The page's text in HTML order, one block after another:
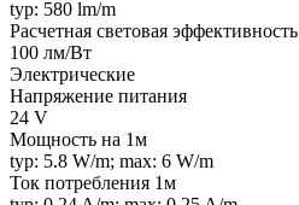
typ: 580 lm/m
Расчетная световая эффективность
100 лм/Вт
Электрические
Напряжение питания
24 V
Мощность на 1м
typ: 5.8 W/m; max: 6 W/m
Ток потребления 1м